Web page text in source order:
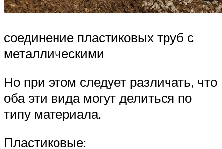
соединение пластиковых труб с
металлическими
Но при этом следует различать, что
оба эти вида могут делиться по
типу материала.
Пластиковые: